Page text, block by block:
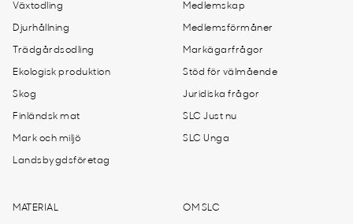
Växtodling
Djurhållning
Trädgårdsodling
Ekologisk produktion
Skog
Finländsk mat
Mark och miljö
Landsbygdsföretag
Medlemskap
Medlemsförmåner
Markägarfrågor
Stöd för välmående
Juridiska frågor
SLC Just nu
SLC Unga
MATERIAL OM SLC